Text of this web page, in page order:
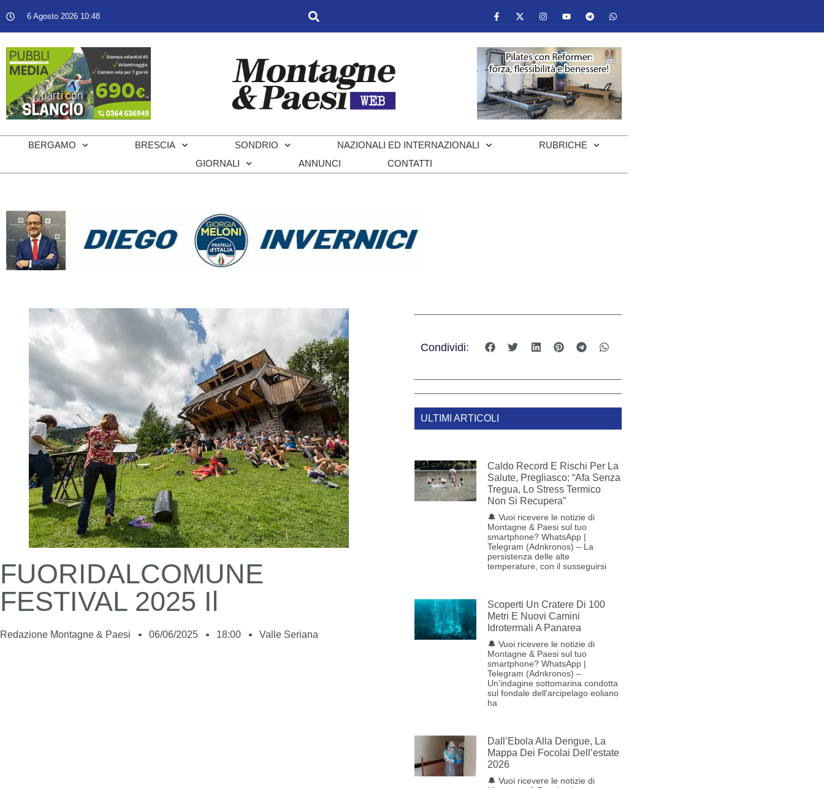
6 Agosto 2026 10:48
BERGAMO BRESCIA SONDRIO NAZIONALI ED INTERNAZIONALI
RUBRICHE
GIORNALI
ANNUNCI CONTATTI
FUORIDALCOMUNE
FESTIVAL 2025 Il
Redazione Montagne & Paesi 06/06/2025 18:00 Valle Seriana
Condividi:
ULTIMI ARTICOLI
Caldo Record E Rischi Per La
Salute, Pregliasco: “Afa Senza
Tregua, Lo Stress Termico
Non Si Recupera”
🔔 Vuoi ricevere le notizie di
Montagne & Paesi sul tuo
smartphone? WhatsApp |
Telegram (Adnkronos) – La
persistenza delle alte
temperature, con il susseguirsi
Scoperti Un Cratere Di 100
Metri E Nuovi Camini
Idrotermali A Panarea
🔔 Vuoi ricevere le notizie di
Montagne & Paesi sul tuo
smartphone? WhatsApp |
Telegram (Adnkronos) –
Un'indagine sottomarina condotta
sul fondale dell'arcipelago eoliano
ha
Dall’Ebola Alla Dengue, La
Mappa Dei Focolai Dell’estate
2026
🔔 Vuoi ricevere le notizie di